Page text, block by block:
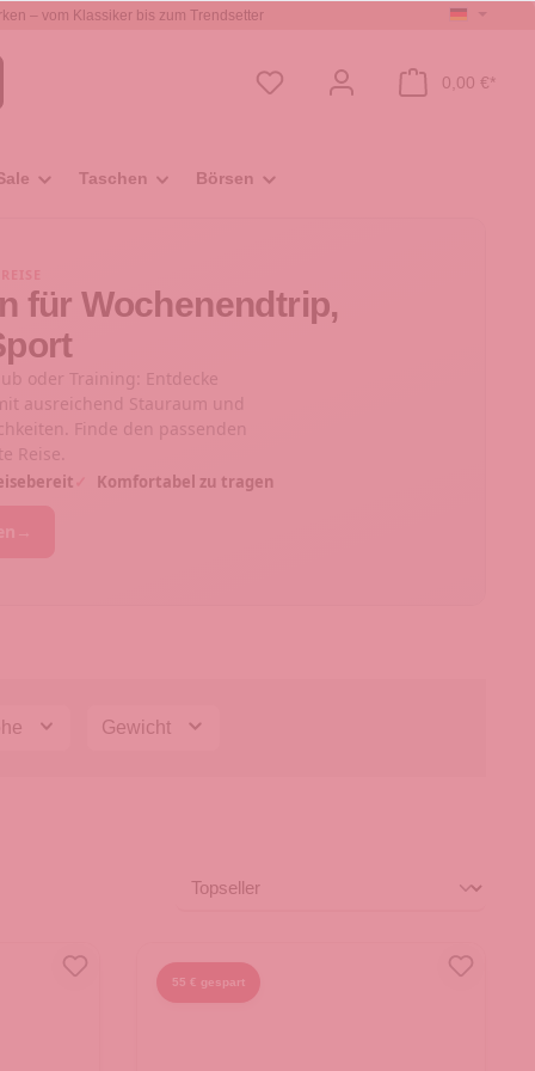
– vom Klassiker bis zum Trendsetter
0,00 €*
Taschen Börsen
für Wochenendtrip,
oder Training: Entdecke
ausreichend Stauraum und
Finde den passenden
Reise.
Komfortabel zu tragen
Gewicht
55 € gespart